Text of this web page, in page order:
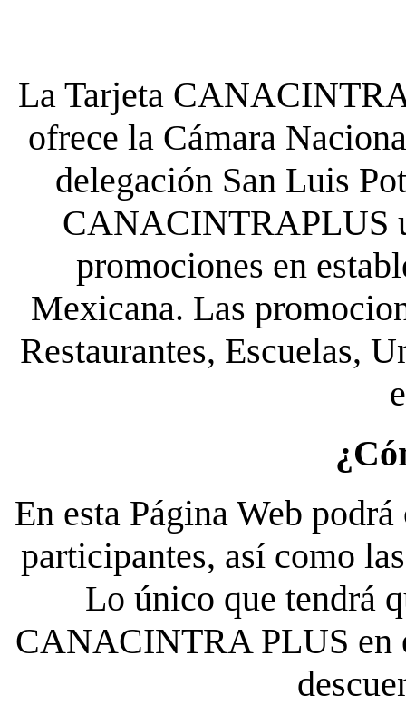
La Tarjeta
ofrece la Cámara
delegación San Luis
CANACINTRAPLUS
promociones en
Mexicana. Las
Restaurantes, Escuelas,
En esta Página Web
participantes, así como
Lo único que tendrá
CANACINTRA PLUS en